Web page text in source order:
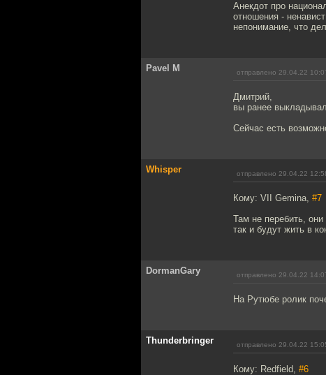
Анекдот про
отношения -
непонимание, что
Pavel M отправлено 29.04.22
Дмитрий,
вы ранее
Сейчас есть
Whisper отправлено 29.04.22
Кому: VII Gemina, #7
Там не перебить,
так и будут жить в
DormanGary отправлено 29.04.22
На Рутюбе ролик
Thunderbringer отправлено 29.04.22
Кому: Redfield, #6